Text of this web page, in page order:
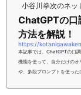
小谷川拳次のネッ
ChatGPTの口
方法を解説！
本記事では、ChatGPTの口
機能を使って、自分だけの
や、多段プロンプトを使っ